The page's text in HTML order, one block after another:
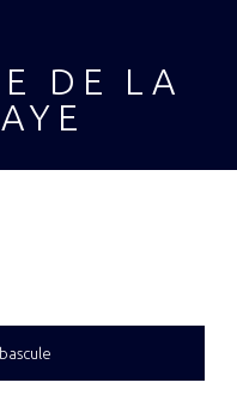
DE LA